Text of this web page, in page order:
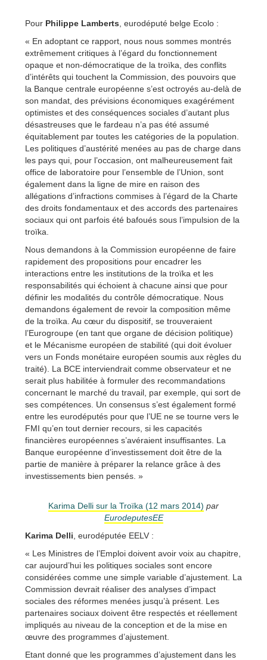
Pour Philippe Lamberts , eurodéputé belge Ecolo :
« En adoptant ce rapport, nous nous sommes montrés
extrêmement critiques à l’égard du fonctionnement
opaque et non-démocratique de la troïka, des conflits
d’intérêts qui touchent la Commission, des pouvoirs que
la Banque centrale européenne s’est octroyés au-delà de
son mandat, des prévisions économiques exagérément
optimistes et des conséquences sociales d’autant plus
désastreuses que le fardeau n’a pas été assumé
équitablement par toutes les catégories de la population.
Les politiques d’austérité menées au pas de charge dans
les pays qui, pour l’occasion, ont malheureusement fait
office de laboratoire pour l’ensemble de l’Union, sont
également dans la ligne de mire en raison des
allégations d’infractions commises à l’égard de la Charte
des droits fondamentaux et des accords des partenaires
sociaux qui ont parfois été bafoués sous l’impulsion de la
troïka.
Nous demandons à la Commission européenne de faire
rapidement des propositions pour encadrer les
interactions entre les institutions de la troïka et les
responsabilités qui échoient à chacune ainsi que pour
définir les modalités du contrôle démocratique. Nous
demandons également de revoir la composition même
de la troïka. Au cœur du dispositif, se trouveraient
l’Eurogroupe (en tant que organe de décision politique)
et le Mécanisme européen de stabilité (qui doit évoluer
vers un Fonds monétaire européen soumis aux règles du
traité). La BCE interviendrait comme observateur et ne
serait plus habilitée à formuler des recommandations
concernant le marché du travail, par exemple, qui sort de
ses compétences. Un consensus s’est également formé
entre les eurodéputés pour que l’UE ne se tourne vers le
FMI qu’en tout dernier recours, si les capacités
financières européennes s’avéraient insuffisantes. La
Banque européenne d’investissement doit être de la
partie de manière à préparer la relance grâce à des
investissements bien pensés. »
Karima Delli sur la Troïka (12 mars 2014) par
EurodeputesEE
Karima Delli , eurodéputée EELV :
« Les Ministres de l’Emploi doivent avoir voix au chapitre,
car aujourd’hui les politiques sociales sont encore
considérées comme une simple variable d’ajustement. La
Commission devrait réaliser des analyses d’impact
sociales des réformes menées jusqu’à présent. Les
partenaires sociaux doivent être respectés et réellement
impliqués au niveau de la conception et de la mise en
œuvre des programmes d’ajustement.
Etant donné que les programmes d’ajustement dans les